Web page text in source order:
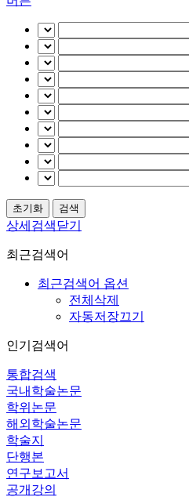
상세검색닫기
최근검색어
최근검색어 옵션
전체삭제
자동저장끄기
인기검색어
통합검색
국내학술논문
학위논문
해외학술논문
학술지
단행본
연구보고서
공개강의